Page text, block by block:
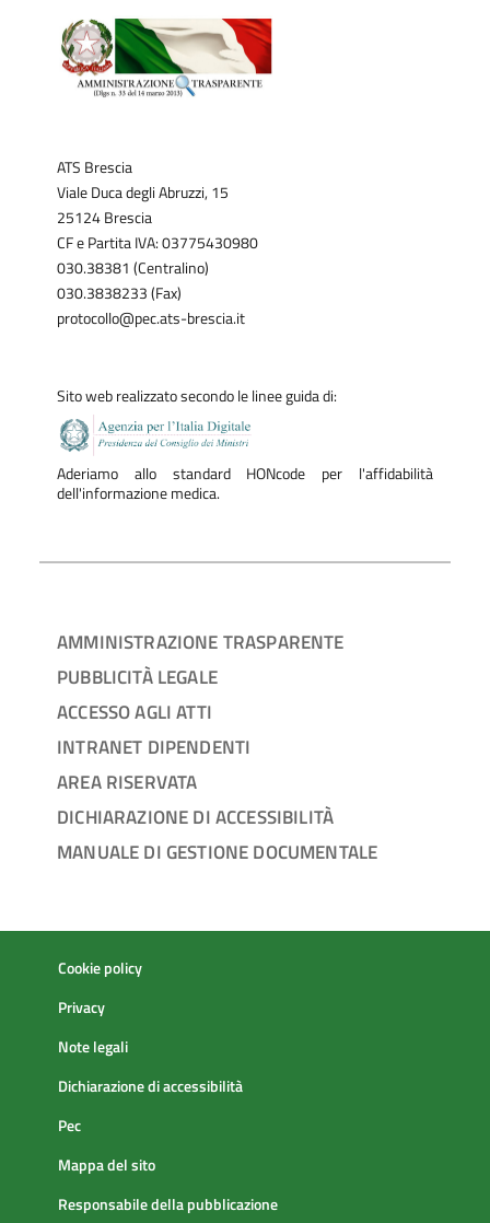
ATS Brescia
Viale Duca degli Abruzzi, 15
25124 Brescia
CF e Partita IVA: 03775430980
030.38381 (Centralino)
030.3838233 (Fax)
protocollo@pec.ats-brescia.it
Sito web realizzato secondo le linee guida di:
Aderiamo allo standard HONcode per l'affidabilità
dell'informazione medica.
AMMINISTRAZIONE TRASPARENTE
PUBBLICITÀ LEGALE
ACCESSO AGLI ATTI
INTRANET DIPENDENTI
AREA RISERVATA
DICHIARAZIONE DI ACCESSIBILITÀ
MANUALE DI GESTIONE DOCUMENTALE
Cookie policy
Privacy
Note legali
Dichiarazione di accessibilità
Pec
Mappa del sito
Responsabile della pubblicazione